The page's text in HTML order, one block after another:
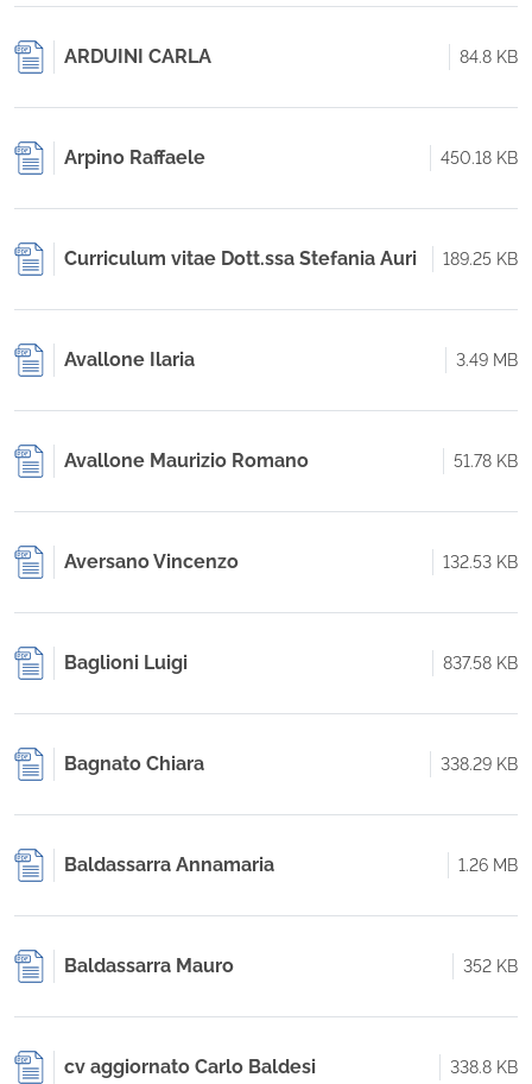
ARDUINI CARLA 84.8 KB
Arpino Raffaele 450.18 KB
Curriculum vitae Dott.ssa Stefania Auri 189.25 KB
Avallone Ilaria 3.49 MB
Avallone Maurizio Romano 51.78 KB
Aversano Vincenzo 132.53 KB
Baglioni Luigi 837.58 KB
Bagnato Chiara 338.29 KB
Baldassarra Annamaria 1.26 MB
Baldassarra Mauro 352 KB
cv aggiornato Carlo Baldesi 338.8 KB